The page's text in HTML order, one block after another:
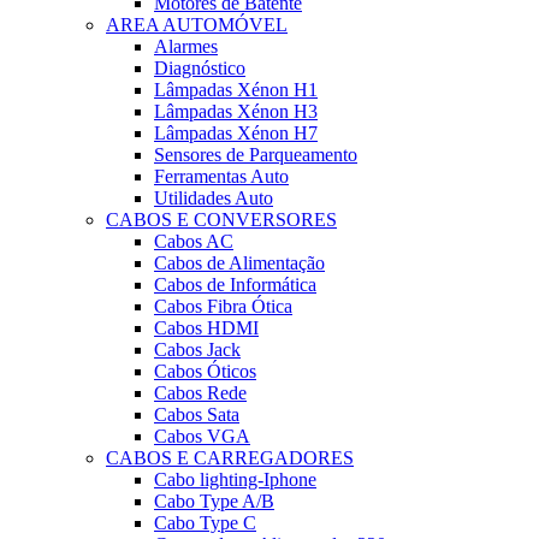
AREA AUTOMÓVEL
Alarmes
Diagnóstico
Lâmpadas Xénon H1
Lâmpadas Xénon H3
Lâmpadas Xénon H7
Sensores de Parqueamento
Ferramentas Auto
Utilidades Auto
CABOS E CONVERSORES
Cabos AC
Cabos de Alimentação
Cabos de Informática
Cabos Fibra Ótica
Cabos HDMI
Cabos Jack
Cabos Óticos
Cabos Rede
Cabos Sata
Cabos VGA
CABOS E CARREGADORES
Cabo lighting-Iphone
Cabo Type A/B
Cabo Type C